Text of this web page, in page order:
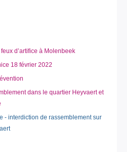
d’artifice à Molenbeek
18 février 2022
dans le quartier Heyvaert et
- interdiction de rassemblement sur